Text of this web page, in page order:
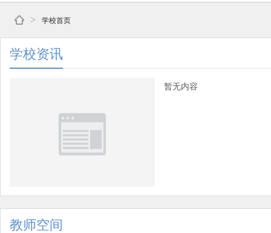
> 学校首页
学校资讯
暂无内容
教师空间